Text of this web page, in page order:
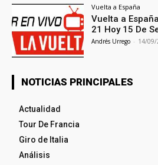
Vuelta a España
Vuelta a
21 Hoy 15 De
Andrés Urrego - 14/09/
NOTICIAS PRINCIPALES
Actualidad
Tour De Francia
Giro de Italia
Análisis